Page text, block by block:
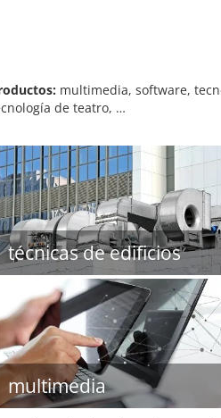
multimedia, software,
de teatro, …
técnicas de edificios
multimedia